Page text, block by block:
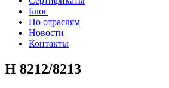
Блог
По отраслям
Новости
Контакты
H 8212/8213